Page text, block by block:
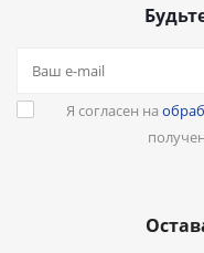
Я согласен на